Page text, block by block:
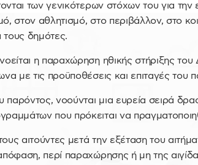
των γενικότερων στόχων του για
στον αθλητισμό, στο περιβάλλον, στο
τους δημότες.
η παραχώρηση ηθικής στήριξης
με τις προϋποθέσεις και επιταγές του
νοούνται μια ευρεία σειρά
που πρόκειται να
αιτούντες μετά την εξέταση του
περί παραχώρησης ή μη της